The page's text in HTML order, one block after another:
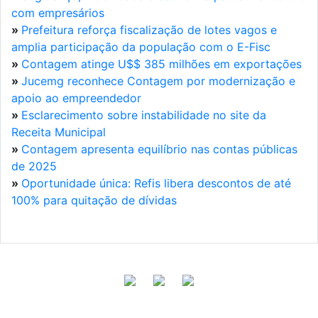
com empresários
» Prefeitura reforça fiscalização de lotes vagos e
amplia participação da população com o E-Fisc
» Contagem atinge U$$ 385 milhões em exportações
» Jucemg reconhece Contagem por modernização e
apoio ao empreendedor
» Esclarecimento sobre instabilidade no site da
Receita Municipal
» Contagem apresenta equilíbrio nas contas públicas
de 2025
» Oportunidade única: Refis libera descontos de até
100% para quitação de dívidas